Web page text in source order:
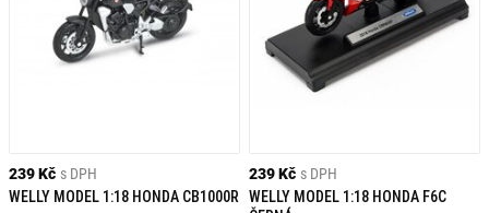
239 Kč s DPH
WELLY MODEL 1:18 HONDA CB1000R
239 Kč s DPH
WELLY MODEL 1:18 HONDA F6C